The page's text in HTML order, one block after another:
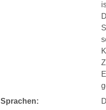
Sprachen: